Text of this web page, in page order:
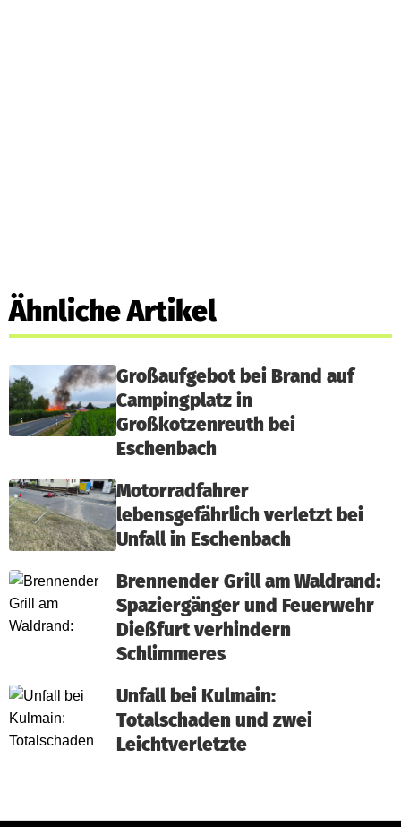
Ähnliche Artikel
Großaufgebot bei Brand auf
Campingplatz in
Großkotzenreuth bei
Eschenbach
Motorradfahrer
lebensgefährlich verletzt bei
Unfall in Eschenbach
Brennender Grill am Waldrand:
Spaziergänger und Feuerwehr
Dießfurt verhindern
Schlimmeres
Unfall bei Kulmain:
Totalschaden und zwei
Leichtverletzte